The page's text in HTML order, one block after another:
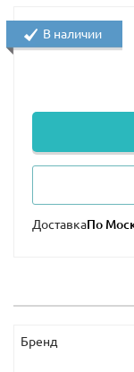
Доставка
В наличии
Бренд